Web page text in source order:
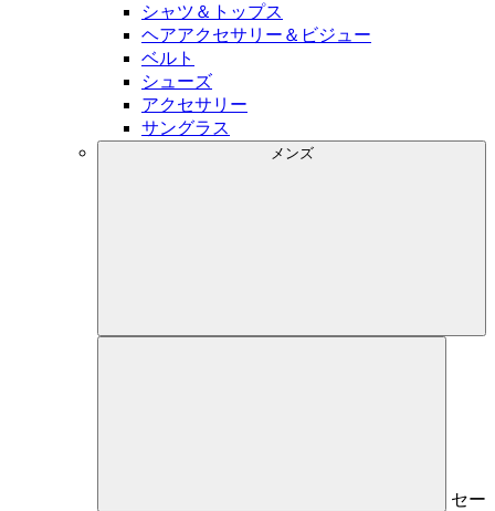
シャツ＆トップス
ヘアアクセサリー＆ビジュー
ベルト
シューズ
アクセサリー
サングラス
メンズ
セー